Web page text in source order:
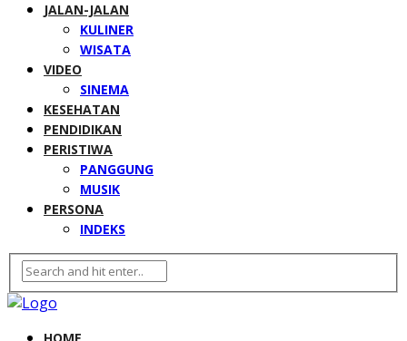
JALAN-JALAN
KULINER
WISATA
VIDEO
SINEMA
KESEHATAN
PENDIDIKAN
PERISTIWA
PANGGUNG
MUSIK
PERSONA
INDEKS